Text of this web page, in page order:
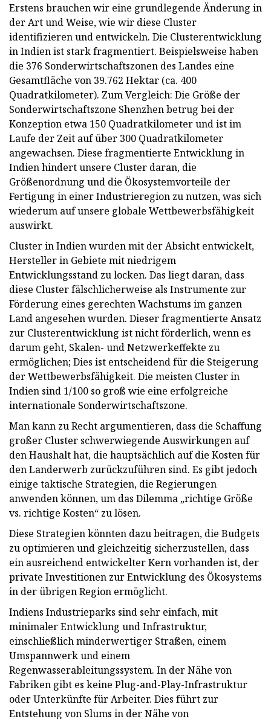
Erstens brauchen wir eine grundlegende Änderung in
der Art und Weise, wie wir diese Cluster
identifizieren und entwickeln. Die Clusterentwicklung
in Indien ist stark fragmentiert. Beispielsweise haben
die 376 Sonderwirtschaftszonen des Landes eine
Gesamtfläche von 39.762 Hektar (ca. 400
Quadratkilometer). Zum Vergleich: Die Größe der
Sonderwirtschaftszone Shenzhen betrug bei der
Konzeption etwa 150 Quadratkilometer und ist im
Laufe der Zeit auf über 300 Quadratkilometer
angewachsen. Diese fragmentierte Entwicklung in
Indien hindert unsere Cluster daran, die
Größenordnung und die Ökosystemvorteile der
Fertigung in einer Industrieregion zu nutzen, was sich
wiederum auf unsere globale Wettbewerbsfähigkeit
auswirkt.
Cluster in Indien wurden mit der Absicht entwickelt,
Hersteller in Gebiete mit niedrigem
Entwicklungsstand zu locken. Das liegt daran, dass
diese Cluster fälschlicherweise als Instrumente zur
Förderung eines gerechten Wachstums im ganzen
Land angesehen wurden. Dieser fragmentierte Ansatz
zur Clusterentwicklung ist nicht förderlich, wenn es
darum geht, Skalen- und Netzwerkeffekte zu
ermöglichen; Dies ist entscheidend für die Steigerung
der Wettbewerbsfähigkeit. Die meisten Cluster in
Indien sind 1/100 so groß wie eine erfolgreiche
internationale Sonderwirtschaftszone.
Man kann zu Recht argumentieren, dass die Schaffung
großer Cluster schwerwiegende Auswirkungen auf
den Haushalt hat, die hauptsächlich auf die Kosten für
den Landerwerb zurückzuführen sind. Es gibt jedoch
einige taktische Strategien, die Regierungen
anwenden können, um das Dilemma „richtige Größe
vs. richtige Kosten“ zu lösen.
Diese Strategien könnten dazu beitragen, die Budgets
zu optimieren und gleichzeitig sicherzustellen, dass
ein ausreichend entwickelter Kern vorhanden ist, der
private Investitionen zur Entwicklung des Ökosystems
in der übrigen Region ermöglicht.
Indiens Industrieparks sind sehr einfach, mit
minimaler Entwicklung und Infrastruktur,
einschließlich minderwertiger Straßen, einem
Umspannwerk und einem
Regenwasserableitungssystem. In der Nähe von
Fabriken gibt es keine Plug-and-Play-Infrastruktur
oder Unterkünfte für Arbeiter. Dies führt zur
Entstehung von Slums in der Nähe von